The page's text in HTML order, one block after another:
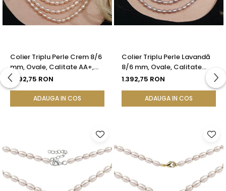
Colier Triplu Perle Crem 8/6
mm, Ovale, Calitate AA+,
Închizătoare Argint |
KASKADDA®
1.392,75 RON
ADAUGA IN COS
Colier Triplu Perle Lavandă
8/6 mm, Ovale, Calitate
AA+, Argint 925 | KASKADDA®
1.392,75 RON
ADAUGA IN COS